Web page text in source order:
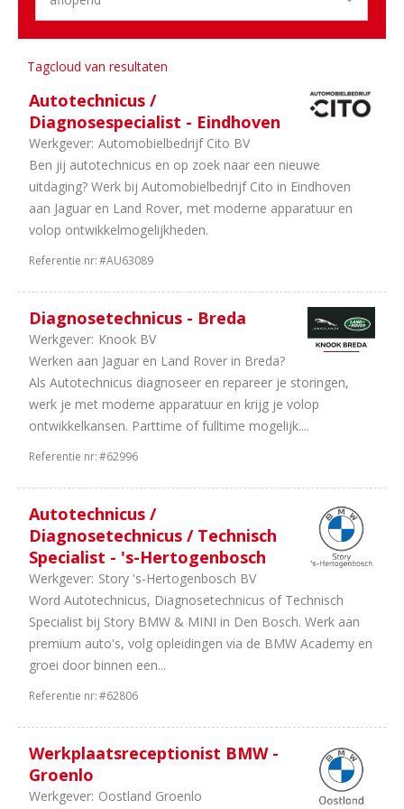
Noord-
Holland
Drenthe
Aantal
uren
38
uur
overleg
uur
32
uur
36
uur
24
uur
Tagcloud van resultaten
Autotechnicus /
Diagnosespecialist - Eindhoven
Werkgever: Automobielbedrijf Cito BV
Ben jij autotechnicus en op zoek naar een nieuwe
uitdaging? Werk bij Automobielbedrijf Cito in Eindhoven
aan Jaguar en Land Rover, met moderne apparatuur en
volop ontwikkelmogelijkheden.
Referentie nr:#AU63089
Diagnosetechnicus - Breda
Werkgever: Knook BV
Werken aan Jaguar en Land Rover in Breda?
Als Autotechnicus diagnoseer en repareer je storingen,
werk je met moderne apparatuur en krijg je volop
ontwikkelkansen. Parttime of fulltime mogelijk....
Referentie nr:#62996
Autotechnicus /
Diagnosetechnicus / Technisch
Specialist - 's-Hertogenbosch
Werkgever: Story 's-Hertogenbosch BV
Word Autotechnicus, Diagnosetechnicus of Technisch
Specialist bij Story BMW & MINI in Den Bosch. Werk aan
premium auto's, volg opleidingen via de BMW Academy en
groei door binnen een...
Referentie nr:#62806
Werkplaatsreceptionist BMW -
Groenlo
Werkgever: Oostland Groenlo